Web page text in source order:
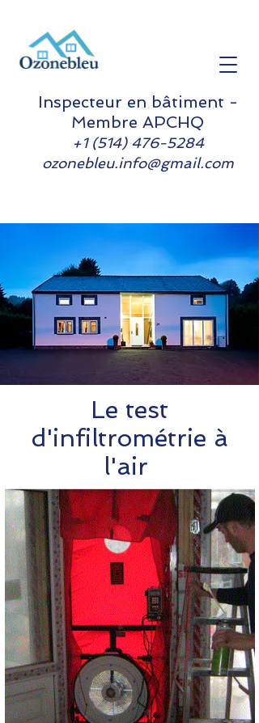
Inspecteur en bâtiment -
Membre APCHQ
+1 (514) 476-5284
ozonebleu.info@gmail.com
Le test
d'infiltrométrie à
l'air